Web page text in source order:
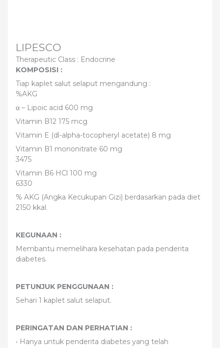
LIPESCO
Therapeutic Class : Endocrine
KOMPOSISI :
Tiap kaplet salut selaput mengandung :
%AKG
α – Lipoic acid 600 mg
Vitamin B12 175 mcg
Vitamin E (dl-alpha-tocopheryl acetate) 8 mg
Vitamin B1 mononitrate 60 mg
3475
Vitamin B6 HCl 100 mg
6330
% AKG (Angka Kecukupan Gizi) berdasarkan pada diet
2150 kkal.
KEGUNAAN :
Membantu memelihara kesehatan pada penderita
diabetes.
PETUNJUK PENGGUNAAN :
Sehari 1 kaplet salut selaput.
PERINGATAN DAN PERHATIAN :
• Hanya untuk penderita diabetes yang telah